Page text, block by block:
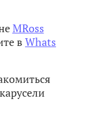
MRoss
в Whats